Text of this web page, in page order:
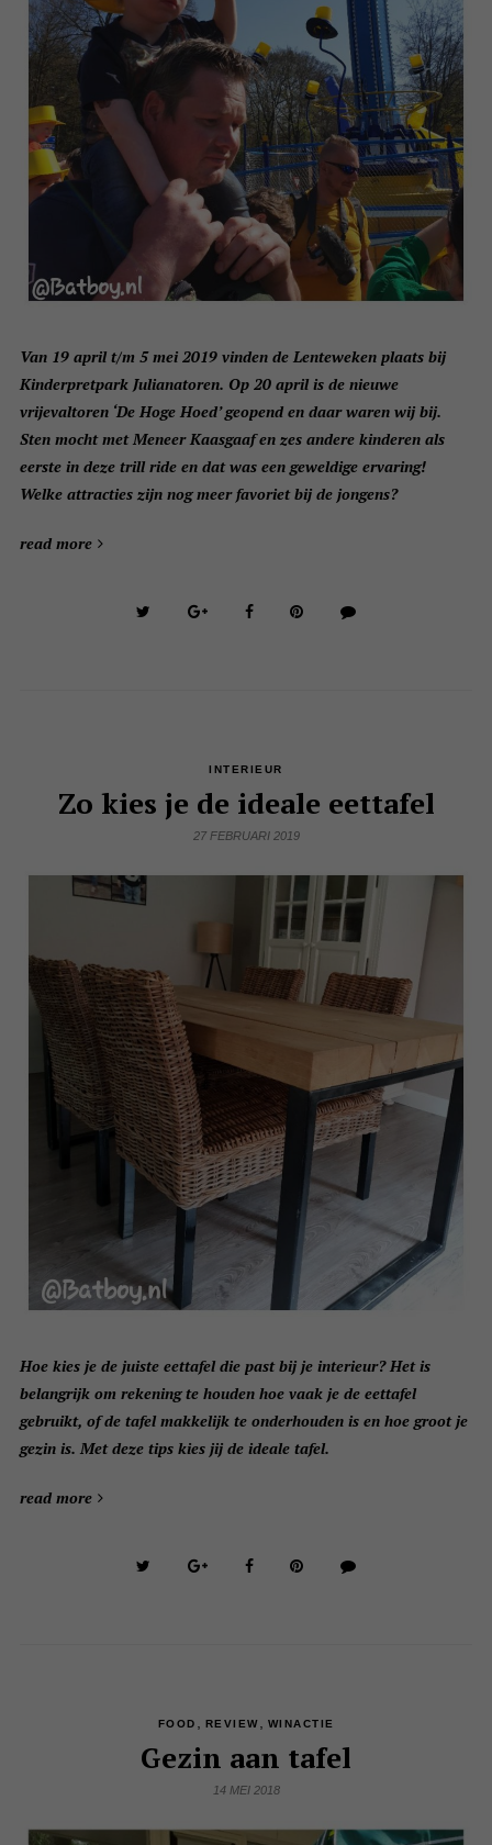
Van 19 april t/m 5 mei 2019 vinden de Lenteweken plaats bij
Kinderpretpark Julianatoren. Op 20 april is de nieuwe
vrijevaltoren ‘De Hoge Hoed’ geopend en daar waren wij bij.
Sten mocht met Meneer Kaasgaaf en zes andere kinderen als
eerste in deze trill ride en dat was een geweldige ervaring!
Welke attracties zijn nog meer favoriet bij de jongens?
read more
INTERIEUR
Zo kies je de ideale eettafel
27 FEBRUARI 2019
Hoe kies je de juiste eettafel die past bij je interieur? Het is
belangrijk om rekening te houden hoe vaak je de eettafel
gebruikt, of de tafel makkelijk te onderhouden is en hoe groot je
gezin is. Met deze tips kies jij de ideale tafel.
read more
FOOD REVIEW WINACTIE
Gezin aan tafel
14 MEI 2018